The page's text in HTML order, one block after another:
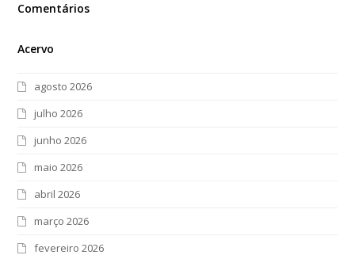
Comentários
Acervo
agosto 2026
julho 2026
junho 2026
maio 2026
abril 2026
março 2026
fevereiro 2026